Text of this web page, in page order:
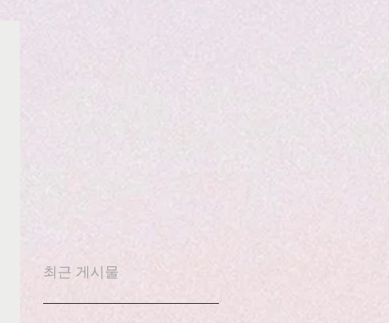
최근 게시물